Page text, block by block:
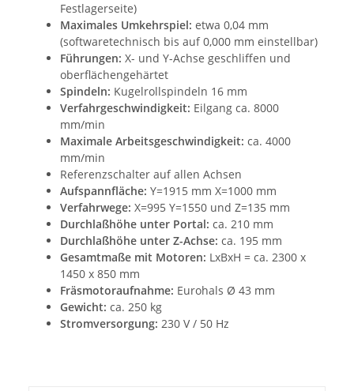
Festlagerseite)
Maximales Umkehrspiel: etwa 0,04 mm
(softwaretechnisch bis auf 0,000 mm einstellbar)
Führungen: X- und Y-Achse geschliffen und
oberflächengehärtet
Spindeln: Kugelrollspindeln 16 mm
Verfahrgeschwindigkeit: Eilgang ca. 8000
mm/min
Maximale Arbeitsgeschwindigkeit: ca. 4000
mm/min
Referenzschalter auf allen Achsen
Aufspannfläche: Y=1915 mm X=1000 mm
Verfahrwege: X=995 Y=1550 und Z=135 mm
Durchlaßhöhe unter Portal: ca. 210 mm
Durchlaßhöhe unter Z-Achse: ca. 195 mm
Gesamtmaße mit Motoren: LxBxH = ca. 2300 x
1450 x 850 mm
Fräsmotoraufnahme: Eurohals Ø 43 mm
Gewicht: ca. 250 kg
Stromversorgung: 230 V / 50 Hz